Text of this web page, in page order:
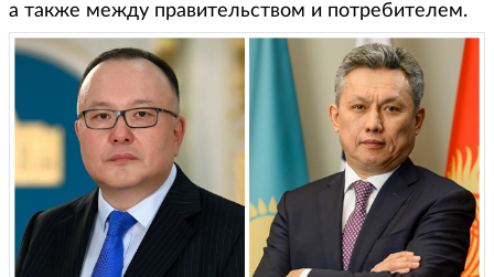
а также между правительством и потребителем.